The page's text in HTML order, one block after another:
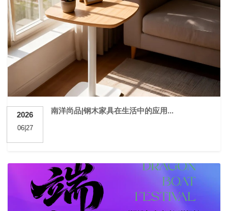
2026
06|27
南洋尚品|钢木家具在生活中的应用...